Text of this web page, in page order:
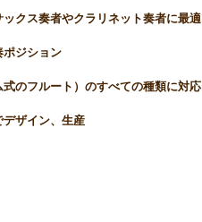
ックス奏者やクラリネット奏者に最適
ポジション
式のフルート）のすべての種類に対応
デザイン、生産